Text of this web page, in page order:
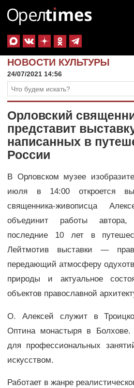
НОВОСТИ КУЛЬТУРЫ
24/07/2021 14:56
Орловский
представит
написанных в
России
В Орловском музее
июля в 14:00 откроется
священника-живописца
объединит работы
последние 10 лет в
Лейтмотив выставки —
передающий атмосферу
природы и актуальное
объектов православной
О. Алексей служит в
Оптина монастыря в
для профессиональных
искусством.
Работает в жанре